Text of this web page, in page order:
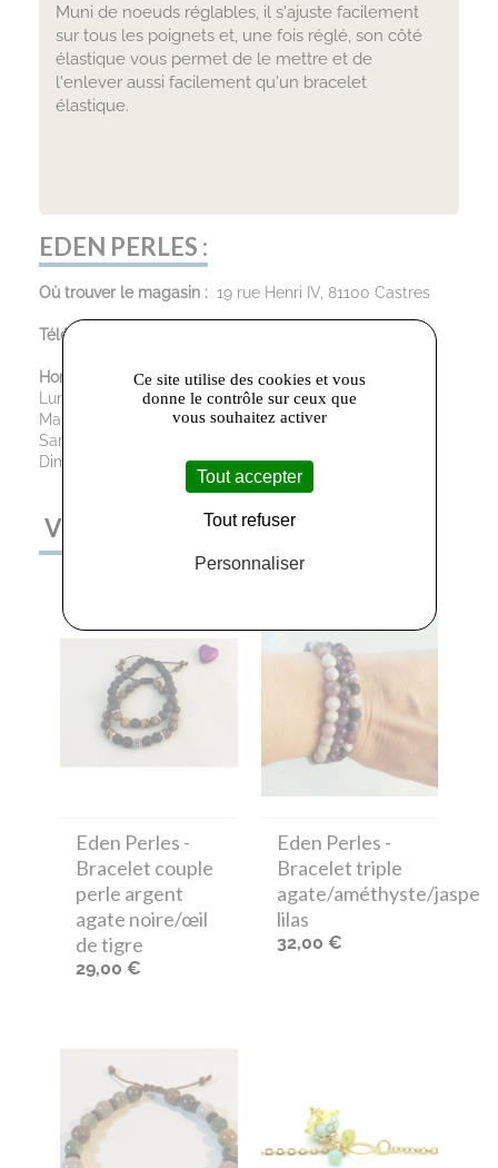
Muni de noeuds réglables, il s'ajuste facilement
sur tous les poignets et, une fois réglé, son côté
élastique vous permet de le mettre et de
l'enlever aussi facilement qu'un bracelet
élastique.
EDEN PERLES :
Où trouver le magasin : 19 rue Henri IV, 81100 Castres
Téléphone :
Horaires d’ouverture :
Lundi: 14h00 - 17h00
Mardi au Vendredi : 09h30 - 12h00 / 13h30 - 19h00
Samedi: 09h30 - 12h00 / 13h30 - 18h30
Dimanche : Fermé
VOUS AIMEREZ AUSSI
Eden Perles -
Bracelet couple
perle argent
agate noire/œil
de tigre
29,00 €
Eden Perles -
Bracelet triple
agate/améthyste/jaspe
lilas
32,00 €
Ce site utilise des cookies et vous
donne le contrôle sur ceux que
vous souhaitez activer
Tout accepter
Tout refuser
Personnaliser